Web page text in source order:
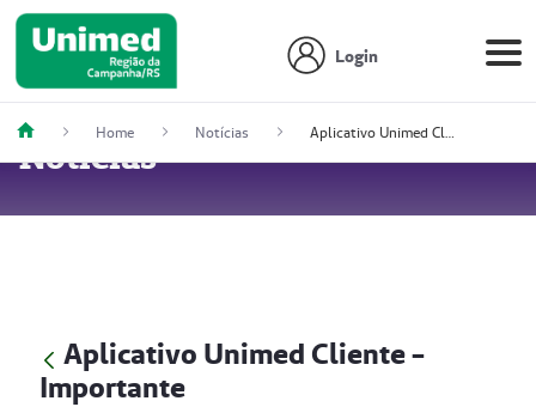
Login
Home Notícias Aplicativo Unimed Cliente - Importante
Notícias
Aplicativo Unimed Cliente -
Importante